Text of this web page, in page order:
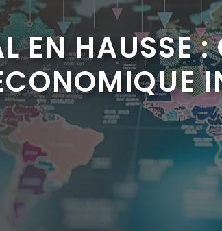
EN HAUSSE